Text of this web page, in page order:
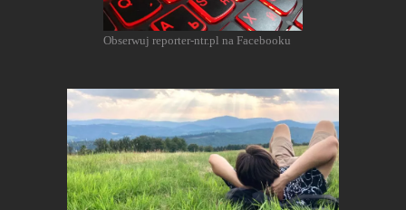
Obserwuj reporter-ntr.pl na Facebooku